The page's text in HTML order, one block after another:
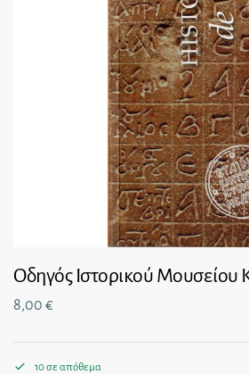
Οδηγός Ιστορικού Μουσείου
8,00 €
10 σε απόθεμα